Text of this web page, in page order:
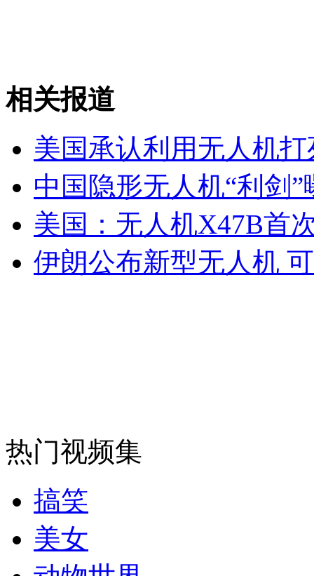
贪吃鲨鱼患脂肪肝 潜水员陪遛弯
山西运城恶犬咬伤多人 警民合力深夜将其击毙
女孩北京地铁殴打老人 痛下狠手拳打脚踢
走！跟着总书记去植树
相关报道
美国承认利用无人机
中国隐形无人机“利剑
美国：无人机X47B首
伊朗公布新型无人机
热门视频集
搞笑
美女